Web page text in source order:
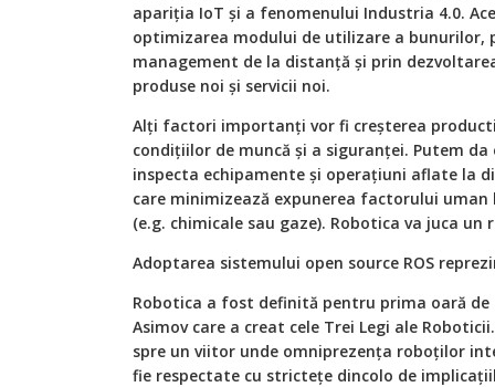
apariţia IoT şi a fenomenului Industria 4.0.
optimizarea modului de utilizare a bunurilor,
management de la distanţă şi prin
produse noi şi servicii noi.
Alţi factori importanţi vor fi creşterea
condiţiilor de muncă şi a siguranţei. Putem
inspecta echipamente şi operaţiuni aflate la
care minimizează expunerea factorului uman
(e.g. chimicale sau gaze). Robotica va juca
Adoptarea sistemului open source ROS
Robotica a fost definită pentru prima oară
Asimov care a creat cele Trei Legi ale
spre un viitor unde omniprezenţa roboţilor
fie respectate cu stricteţe dincolo de